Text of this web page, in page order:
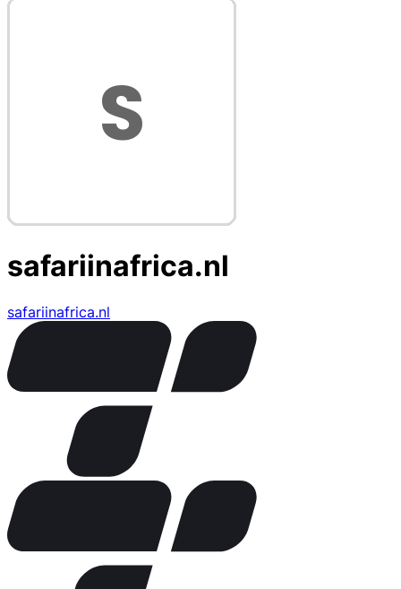
safariinafrica.nl
safariinafrica.nl